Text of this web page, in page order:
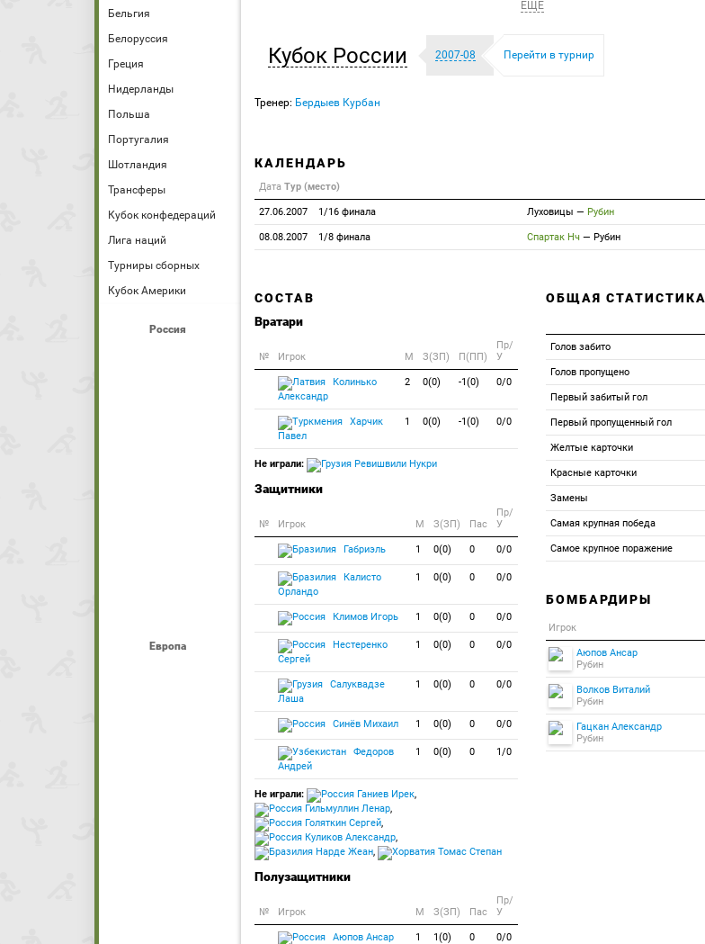
Бельгия
Белоруссия
Греция
Нидерланды
Польша
Португалия
Шотландия
Трансферы
Кубок конфедераций
Лига наций
Турниры сборных
Кубок Америки
Россия
Европа
ЕЩЕ
Кубок России 2007-08 Перейти в турнир
Тренер: Бердыев Курбан
КАЛЕНДАРЬ
Дата Тур (место)
27.06.2007 1/16 финала Луховицы — Рубин
08.08.2007 1/8 финала Спартак Нч — Рубин
СОСТАВ
Вратари
№ Игрок M З(ЗП) П(ПП)
Пр/
У
Колинько
Александр
2 0(0) -1(0) 0/0
Харчик
Павел
1 0(0) -1(0) 0/0
Не играли: Ревишвили Нукри
Защитники
№ Игрок M З(ЗП) Пас
Пр/
У
Габриэль 1 0(0) 0 0/0
Калисто
Орландо
1 0(0) 0 0/0
Климов Игорь 1 0(0) 0 0/0
Нестеренко
Сергей
1 0(0) 0 0/0
Салуквадзе
Лаша
1 0(0) 0 0/0
Синёв Михаил 1 0(0) 0 0/0
Федоров
Андрей
1 0(0) 0 1/0
Не играли: Ганиев Ирек,
Гильмуллин Ленар,
Голяткин Сергей,
Куликов Александр,
Нарде Жеан, Томас Степан
Полузащитники
№ Игрок M З(ЗП) Пас
Пр/
У
Аюпов Ансар 1 1(0) 0 0/0
ОБЩАЯ СТАТИСТИКА
Голов забито
Голов пропущено
Первый забитый гол
Первый пропущенный гол
Желтые карточки
Красные карточки
Замены
Самая крупная победа
Самое крупное поражение
БОМБАРДИРЫ
Игрок
Аюпов Ансар
Рубин
Волков Виталий
Рубин
Гацкан Александр
Рубин